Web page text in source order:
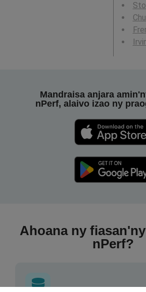
Mandraisa anjara
nPerf, alaivo izao ny
Ahoana ny
nPerf?